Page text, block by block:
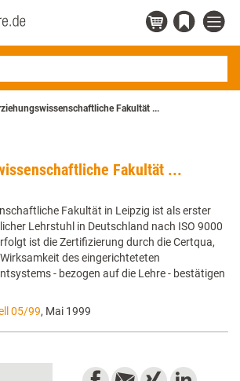
Fakultät ...
Fakultät ...
Fakultät in Leipzig ist als erster
Lehrstuhl in Deutschland nach ISO 9000
ist die Zertifizierung durch die Certqua,
des eingerichteteten
- bezogen auf die Lehre - bestätigen
05/99, Mai 1999